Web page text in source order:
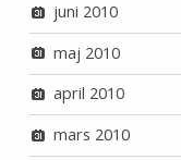
juni 2010
maj 2010
april 2010
mars 2010